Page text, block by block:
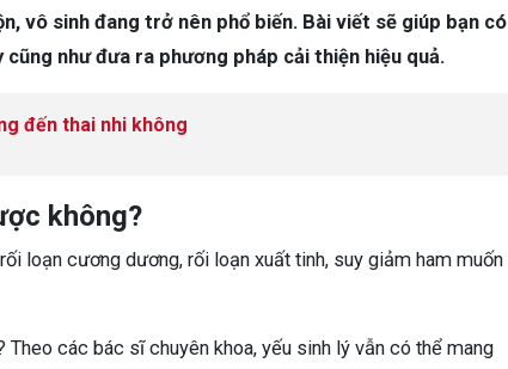
vô sinh đang trở nên phổ biến. Bài viết sẽ giúp bạn có
như đưa ra phương pháp cải thiện hiệu quả.
đến thai nhi không
không?
loạn cương dương, rối loạn xuất tinh, suy giảm ham muốn
các bác sĩ chuyên khoa, yếu sinh lý vẫn có thể mang